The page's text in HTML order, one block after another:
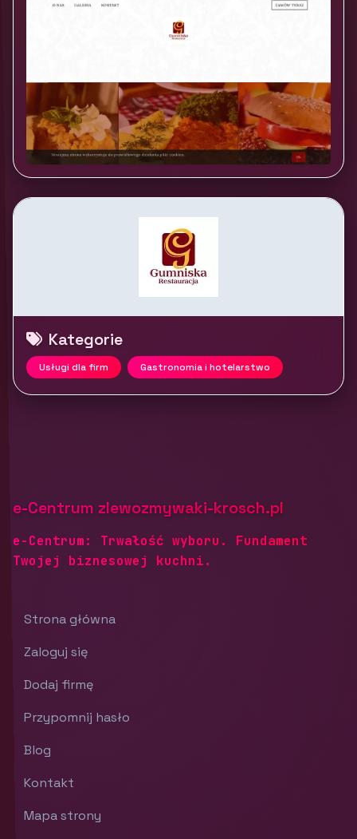
Kategorie
Usługi dla firm Gastronomia i hotelarstwo
e-Centrum zlewozmywaki-krosch.pl
e-Centrum: Trwałość wyboru. Fundament
Twojej biznesowej kuchni.
Strona główna
Zaloguj się
Dodaj firmę
Przypomnij hasło
Blog
Kontakt
Mapa strony